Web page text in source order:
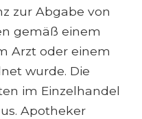
zur Abgabe von
gemäß einem
Arzt oder einem
wurde. Die
im Einzelhandel
Apotheker